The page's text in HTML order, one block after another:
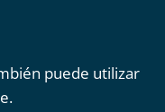
puede utilizar